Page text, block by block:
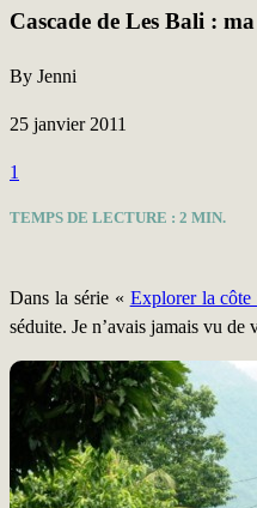
Cascade de Les Bali :
By Jenni
25 janvier 2011
1
TEMPS DE LECTURE : 2 MIN.
Dans la série « Explorer la
séduite. Je n’avais jamais vu de